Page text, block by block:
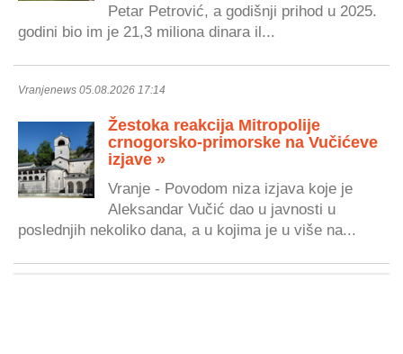
Petar Petrović, a godišnji prihod u 2025.
godini bio im je 21,3 miliona dinara il...
Vranjenews 05.08.2026 17:14
Žestoka reakcija Mitropolije
crnogorsko-primorske na Vučićeve
izjave »
Vranje - Povodom niza izjava koje je
Aleksandar Vučić dao u javnosti u
poslednjih nekoliko dana, a u kojima je u više na...